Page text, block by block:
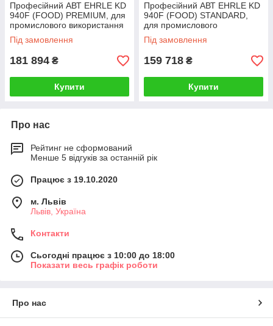
Професійний АВТ EHRLE KD
940F (FOOD) PREMIUM, для
промислового використання
Під замовлення
181 894 ₴
Купити
Професійний АВТ EHRLE KD
940F (FOOD) STANDARD,
для промислового
використання
Під замовлення
159 718 ₴
Купити
Про нас
Рейтинг не сформований
Менше 5 відгуків за останній рік
Працює з 19.10.2020
м. Львів
Львів, Україна
Контакти
Сьогодні працює з 10:00 до 18:00
Показати весь графік роботи
Про нас